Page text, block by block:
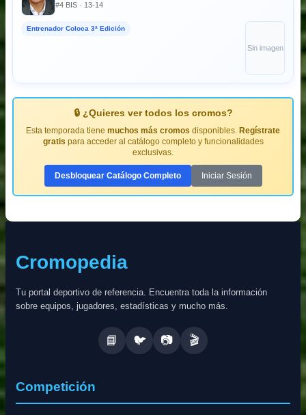
#4 BIS · 13-14
Entrenador Coloca 3ª Edición
Sin imagen
🔒 ¿Quieres ver todos los cromos?
Esta temporada tiene muchos más cromos disponibles. Regístrate
gratis para acceder al catálogo completo y funcionalidades
exclusivas.
Desbloquear Catálogo Completo Iniciar Sesión
Cromopedia
Tu portal deportivo de referencia. Encuentra toda la información
sobre equipos, jugadores, estadísticas y mucho más.
📘 🐦 📷 🎬
Competición